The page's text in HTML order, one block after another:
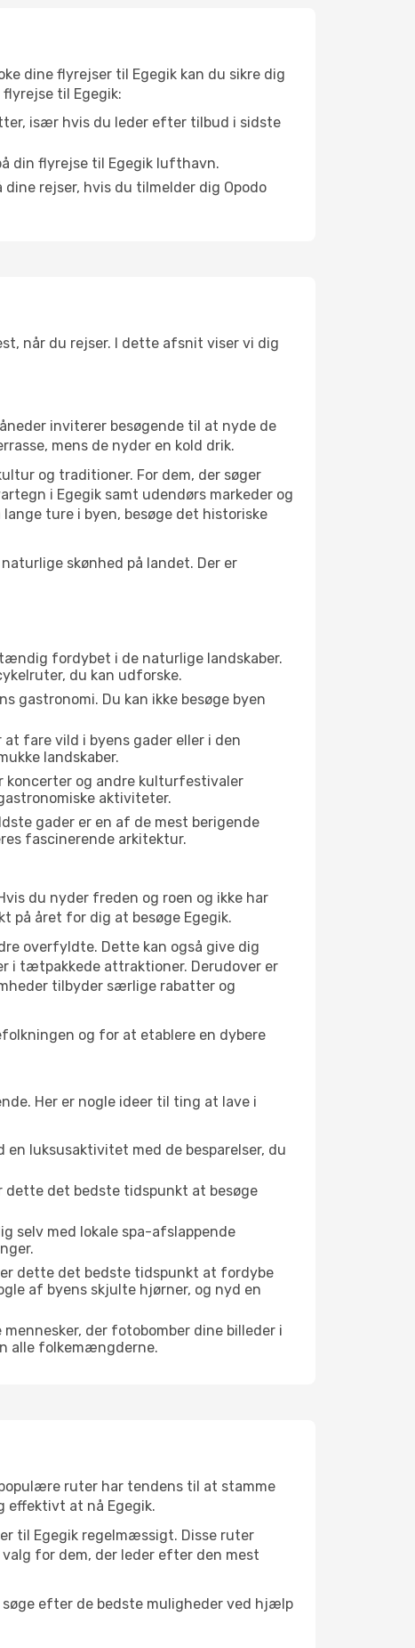
dine flyrejser til Egegik kan du sikre dig
til Egegik:
især hvis du leder efter tilbud i sidste
din flyrejse til Egegik lufthavn.
rejser, hvis du tilmelder dig Opodo
når du rejser. I dette afsnit viser vi dig
inviterer besøgende til at nyde de
mens de nyder en kold drik.
og traditioner. For dem, der søger
i Egegik samt udendørs markeder og
ture i byen, besøge det historiske
skønhed på landet. Der er
fordybet i de naturlige landskaber.
du kan udforske.
gastronomi. Du kan ikke besøge byen
fare vild i byens gader eller i den
landskaber.
koncerter og andre kulturfestivaler
aktiviteter.
gader er en af de mest berigende
fascinerende arkitektur.
du nyder freden og roen og ikke har
året for dig at besøge Egegik.
overfyldte. Dette kan også give dig
i tætpakkede attraktioner. Derudover er
tilbyder særlige rabatter og
og for at etablere en dybere
Her er nogle ideer til ting at lave i
luksusaktivitet med de besparelser, du
dette det bedste tidspunkt at besøge
selv med lokale spa-afslappende
dette det bedste tidspunkt at fordybe
af byens skjulte hjørner, og nyd en
der fotobomber dine billeder i
alle folkemængderne.
ruter har tendens til at stamme
effektivt at nå Egegik.
til Egegik regelmæssigt. Disse ruter
for dem, der leder efter den mest
efter de bedste muligheder ved hjælp